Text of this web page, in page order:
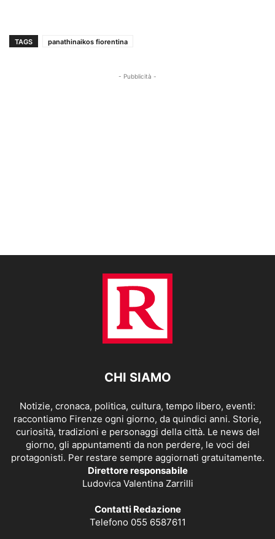
TAGS panathinaikos fiorentina
- Pubblicità -
CHI SIAMO
Notizie, cronaca, politica, cultura, tempo libero, eventi:
raccontiamo Firenze ogni giorno, da quindici anni. Storie,
curiosità, tradizioni e personaggi della città. Le news del
giorno, gli appuntamenti da non perdere, le voci dei
protagonisti. Per restare sempre aggiornati gratuitamente.
Direttore responsabile
Ludovica Valentina Zarrilli
Contatti Redazione
Telefono 055 6587611